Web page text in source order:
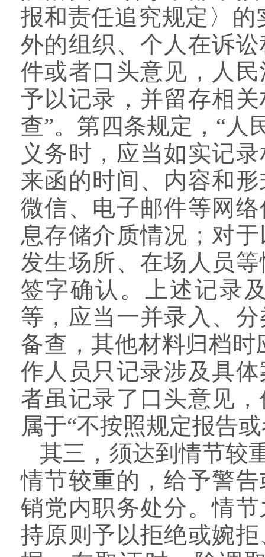
报和责任追究规定〉
外的组织、个人在诉
件或者口头意见，人
予以记录，并留存相
查”。第四条规定，“人
义务时，应当如实记
来函的时间、内容和
微信、电子邮件等网
息存储介质情况；对
发生场所、在场人员
签字确认。上述记录
等，应当一并录入、
备查，其他材料归档
作人员只记录涉及具
者虽记录了口头意见
属于“不按照规定报告
其三，须达到情节较
情节较重的，给予警
销党内职务处分。情
持原则予以拒绝或婉